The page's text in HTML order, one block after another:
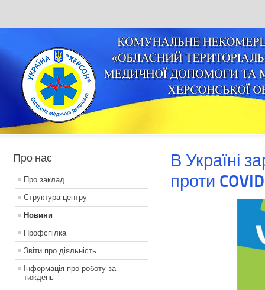
Про нас
Про заклад
Структура центру
Новини
Профспілка
Звіти про діяльність
Інформація про роботу за
тиждень
В Україні
проти